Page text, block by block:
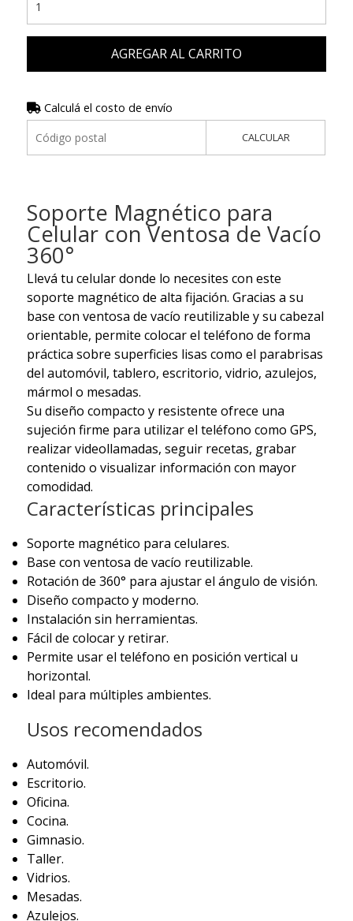
AGREGAR AL CARRITO
Calculá el costo de envío
CALCULAR
Soporte Magnético para
Celular con Ventosa de Vacío
360°
Llevá tu celular donde lo necesites con este
soporte magnético de alta fijación. Gracias a su
base con ventosa de vacío reutilizable y su cabezal
orientable, permite colocar el teléfono de forma
práctica sobre superficies lisas como el parabrisas
del automóvil, tablero, escritorio, vidrio, azulejos,
mármol o mesadas.
Su diseño compacto y resistente ofrece una
sujeción firme para utilizar el teléfono como GPS,
realizar videollamadas, seguir recetas, grabar
contenido o visualizar información con mayor
comodidad.
Características principales
Soporte magnético para celulares.
Base con ventosa de vacío reutilizable.
Rotación de 360° para ajustar el ángulo de visión.
Diseño compacto y moderno.
Instalación sin herramientas.
Fácil de colocar y retirar.
Permite usar el teléfono en posición vertical u
horizontal.
Ideal para múltiples ambientes.
Usos recomendados
Automóvil.
Escritorio.
Oficina.
Cocina.
Gimnasio.
Taller.
Vidrios.
Mesadas.
Azulejos.